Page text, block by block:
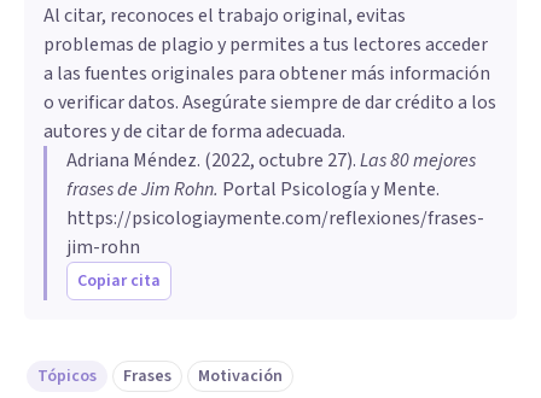
Al citar, reconoces el trabajo original, evitas
problemas de plagio y permites a tus lectores acceder
a las fuentes originales para obtener más información
o verificar datos. Asegúrate siempre de dar crédito a los
autores y de citar de forma adecuada.
Adriana Méndez. (2022, octubre 27).Las 80 mejores
frases de Jim Rohn. Portal Psicología y Mente.
https://psicologiaymente.com/reflexiones/frases-
jim-rohn
Copiar cita
Tópicos Frases Motivación